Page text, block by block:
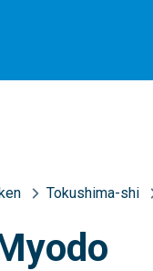
Tokushima-shi